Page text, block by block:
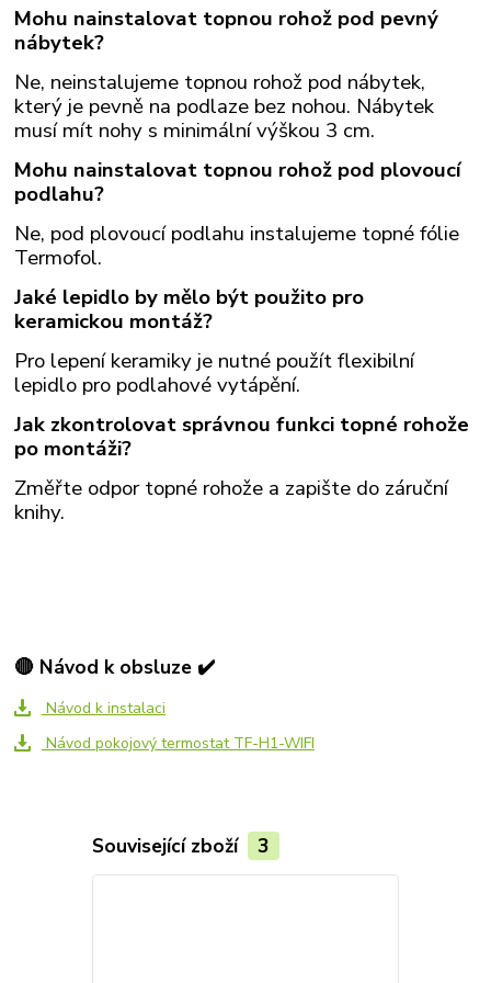
Mohu nainstalovat topnou rohož pod pevný
nábytek?
Ne, neinstalujeme topnou rohož pod nábytek,
který je pevně na podlaze bez nohou. Nábytek
musí mít nohy s minimální výškou 3 cm.
Mohu nainstalovat topnou rohož pod plovoucí
podlahu?
Ne, pod plovoucí podlahu instalujeme topné fólie
Termofol.
Jaké lepidlo by mělo být použito pro
keramickou montáž?
Pro lepení keramiky je nutné použít flexibilní
lepidlo pro podlahové vytápění.
Jak zkontrolovat správnou funkci topné rohože
po montáži?
Změřte odpor topné rohože a zapište do záruční
knihy.
🔴 Návod k obsluze ✔️
Návod k instalaci
Návod pokojový termostat TF-H1-WIFI
Související zboží 3